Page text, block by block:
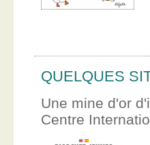
QUELQUES
Une mine d'or
Centre